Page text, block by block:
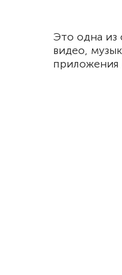
Это одна из
видео,
приложения